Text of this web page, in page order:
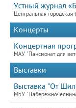
Устный журнал
Центральная городская
Концерты
Концертная
МАУ "Пансионат для
Выставки
Выставка "От
МБУ